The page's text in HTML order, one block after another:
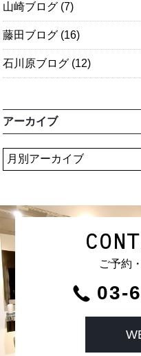
山崎ブログ (7)
藤田ブログ (16)
石川原ブログ (12)
アーカイブ
ご予約
03-